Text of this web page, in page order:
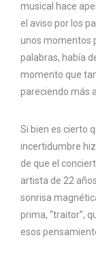
musical hace
el aviso por los
unos momentos
palabras, había
momento que
pareciendo más
Si bien es cierto
incertidumbre
de que el
artista de 22
sonrisa
prima, “traitor”,
esos